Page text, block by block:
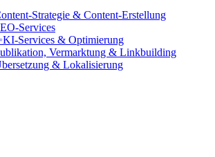
Strategie & Content-Erstellung
Services
Services & Optimierung
Vermarktung & Linkbuilding
& Lokalisierung